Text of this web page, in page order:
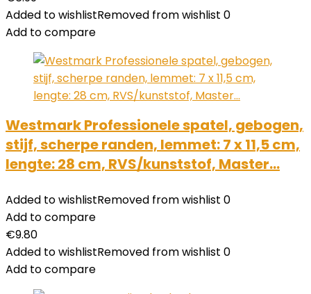
Added to wishlistRemoved from wishlist 0
Add to compare
Westmark Professionele spatel, gebogen,
stijf, scherpe randen, lemmet: 7 x 11,5 cm,
lengte: 28 cm, RVS/kunststof, Master…
Added to wishlistRemoved from wishlist 0
Add to compare
€9.80
Added to wishlistRemoved from wishlist 0
Add to compare